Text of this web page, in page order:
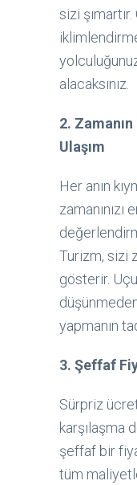
sizi
alacaksınız.
2.
Ulaşım
Her anın
zamanınızı
Turizm, sizi
gösterir.
yapmanın
3. Şeffaf
Sürpriz
karşılaşma
şeffaf bir
tüm